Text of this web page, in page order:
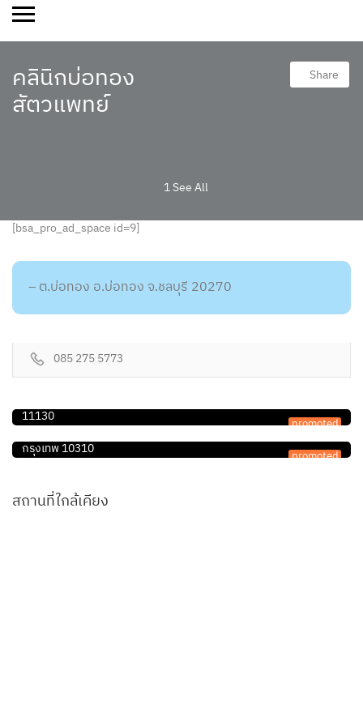
คลินิกบ่อทอง
สัตวแพทย์
Share
1 See All
[bsa_pro_ad_space id=9]
– ต.บ่อทอง อ.บ่อทอง จ.ชลบุรี 20270
085 275 5773
promoted
คลินิก/โรงพยาบาลสัตว์
คลินิกมหาสวัสดิ์รักษาสัตว์
11130
promoted
โรงพยาบาลสัตว์สุขุมวิท
592 ซอยปรีดีพนมยงค์ 24 ถนนสุขุมวิท 71 พระโขนงเหนือ วัฒนา
กรุงเทพ 10310
สถานที่ใกล้เคียง